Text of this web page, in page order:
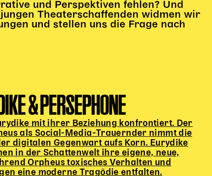
und Perspektiven fehlen? Und
Theaterschaffenden widmen wir
und stellen uns die Frage nach
& PERSEPHONE
mit ihrer Beziehung konfrontiert. Der
als Social-Media-Trauernder nimmt die
digitalen Gegenwart aufs Korn. Eurydike
in der Schattenwelt ihre eigene, neue,
Orpheus toxisches Verhalten und
eine moderne Tragödie entfalten.